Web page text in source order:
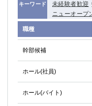
キーワード
未経験者歓迎
ニューオープ
職種
幹部候補
ホール(社員)
ホール(バイト)
三軒茶屋（南口）
①歌舞伎町 ②新宿
①銀座 ②新橋
①東武練馬 ②成増
金町
大泉学園
竹ノ塚